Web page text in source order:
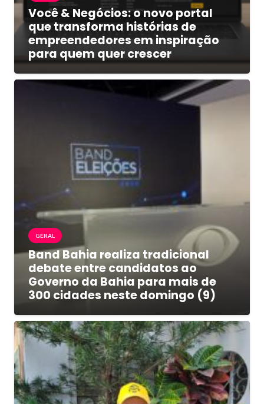
Você & Negócios: o novo portal
que transforma histórias de
empreendedores em inspiração
para quem quer crescer
GERAL
Band Bahia realiza tradicional
debate entre candidatos ao
Governo da Bahia para mais de
300 cidades neste domingo (9)